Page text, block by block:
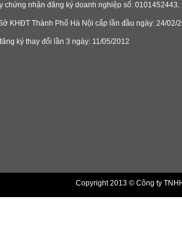
chứng nhận đăng ký doanh nghiệp số: 0101452443,
KHĐT Thành Phố Hà Nội cấp lần đầu ngày: 24/02/
ký thay đổi lần 3 ngày: 11/05/2012
Copyright 2013 © Công ty